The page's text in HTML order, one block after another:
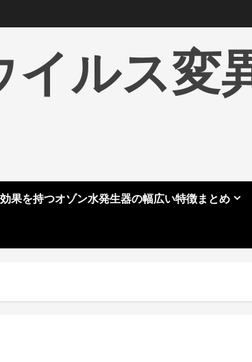
ルス変
果を持つオゾン水発生器の幅広い特徴まとめ